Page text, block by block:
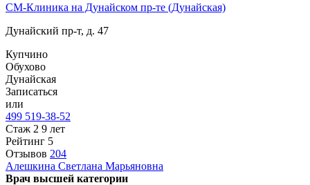
СМ-Клиника на Дунайском пр-те (Дунайская)
Дунайский пр-т, д. 47
Купчино
Обухово
Дунайская
Записаться
или
499 519-38-52
Стаж 2 9 лет
Рейтинг 5
Отзывов 204
Алешкина Светлана Марьяновна
Врач высшей категории